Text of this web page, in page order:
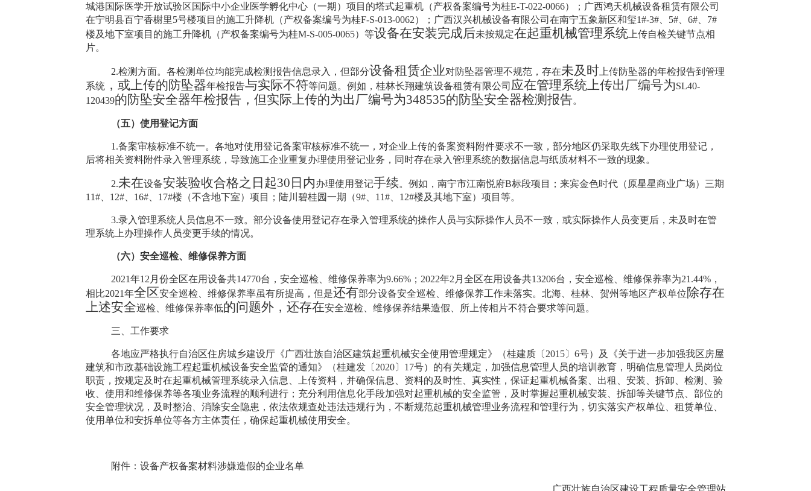
城港国际医学开放试验区国际中小企业医学孵化中心（一期）项目的塔式起重机（产权备案编号为桂E-T-022-0066）；广西鸿天机械设备租赁有限公司
在宁明县百宁香榭里5号楼项目的施工升降机（产权备案编号为桂F-S-013-0062）；广西汉兴机械设备有限公司在南宁五象新区和玺1#-3#、 5#、 6#、 7#
楼及地下室项目的施工升降机（产权备案编号为桂M-S-005-0065）等设备在安装完成后未按规定在起重机械管理系统上传自检关键节点相
片。
2.检测方面。各检测单位均能完成检测报告信息录入，但部分设备租赁企业对防坠器管理不规范，存在未及时 上传防坠器的年检报告到管理
系统，或上传的防坠器年检报告与实际不符等问题。例如，桂林长翔建筑设备租赁有限公司 应在管理系统上传出厂编号为SL40-
120439的防坠安全器年检报告，但实际上传的为出厂编号为348535的防坠安全器检测报告。
（五）使用登记方面
1.备案审核标准不统一。各地对使用登记备案审核标准不统一，对企业上传的备案资料附件要求不一致，部分地区仍采取先线下办理使用登记，
后将相关资料附件录入管理系统，导致施工企业重复办理使用登记业务，同时存在录入管理系统的数据信息与纸质材料不一致的现象。
2.未在设备安装验收合格之日起30 日内办理使用登记手续。例如，南宁市江南悦府B标段项目；来宾金色时代（原星星商业广场）三期
11#、 12#、 16#、 17#楼（不含地下室）项目；陆川碧桂园一期（9#、 11#、 12#楼及其地下室）项目等。
3.录入管理系统人员信息不一致。部分设备使用登记存在录入管理系统的操作人员与实际操作人员不一致，或实际操作人员变更后，未及时在管
理系统上办理操作人员变更手续的情况。
（六）安全巡检、维修保养方面
2021年12 月份全区在用设备共14770台，安全巡检、维修保养率为9.66% ； 2022年2 月全区在用设备共13206台，安全巡检、维修保养率为21.44% ，
相比2021年全区安全巡检、维修保养率虽有所提高，但是还有部分设备安全巡检、维修保养工作未落实。北海、桂林、贺州等地区产权单位除存在
上述安全巡检、维修保养率低的问题外，还存在安全巡检、维修保养结果造假、所上传相片不符合要求等问题。
三、 工作要求
各地应严格执行自治区住房城乡建设厅《广西壮族自治区建筑起重机械安全使用管理规定》（桂建质〔 2015〕6号）及《关于进一步加强我区房屋
建筑和市政基础设施工程起重机械设备安全监管的通知》（桂建发〔 2020〕 17号）的有关规定，加强信息管理人员的培训教育，明确信息管理人员岗位
职责，按规定及时在起重机械管理系统录入信息、上传资料，并确保信息、资料的及时性、真实性，保证起重机械备案、出租、安装、拆卸、检测
验
收、 使用和维修保养等各项业务流程的顺利 进行；充分利用信息化手段加强对起重机械的安全监管， 及时掌握起重机械安装、拆缷等关键节点、部位的
安全管理状况，及时整治、消除安全隐患，依法依规查处违法违规行为，不断规范起重机械管理业务流程和管理行为 ， 切实落实产权单位、租赁单位、
使用单位和安拆单位等各方主体责任，确保起重机械使用安全。
附件：设备产权备案材料涉嫌造假的企业名单
广西壮族自治区建设工程质量安全管理站